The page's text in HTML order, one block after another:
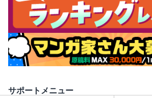
サポートメニュー